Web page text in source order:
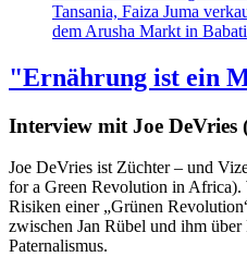
Tansania, Faiza Juma
dem Arusha Markt in Babati
"Ernährung ist ein
Interview mit Joe DeVries
Joe DeVries ist Züchter – und
for a Green Revolution in Africa).
Risiken einer „Grünen
zwischen Jan Rübel und ihm
Paternalismus.